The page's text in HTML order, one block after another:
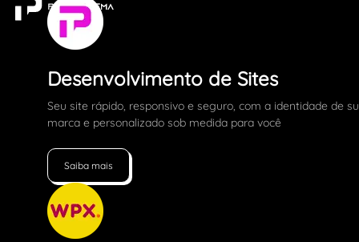
Desenvolvimento de Sites
Seu site rápido, responsivo e seguro, com a identidade de
marca e personalizado sob medida para você
Saiba mais